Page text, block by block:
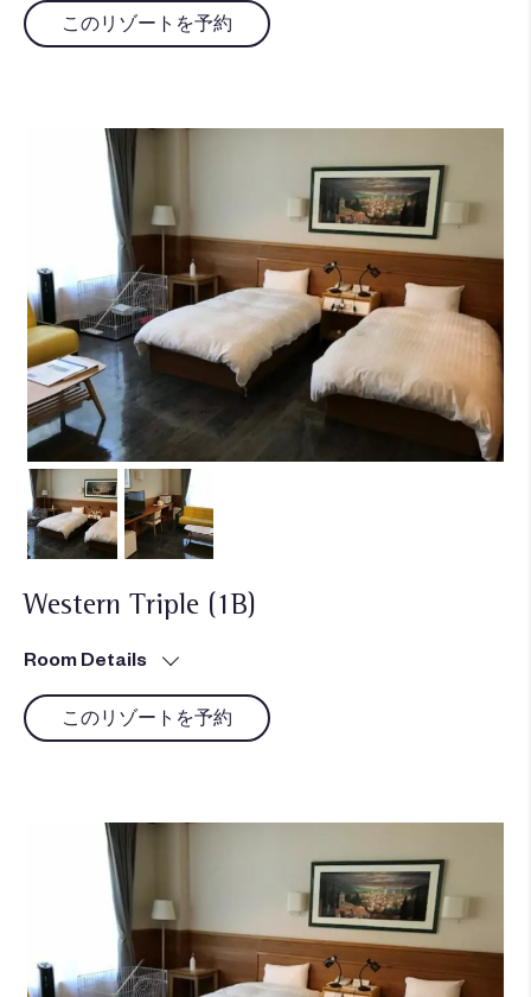
このリゾートを予約
Western Triple (1B)
Room Details
このリゾートを予約